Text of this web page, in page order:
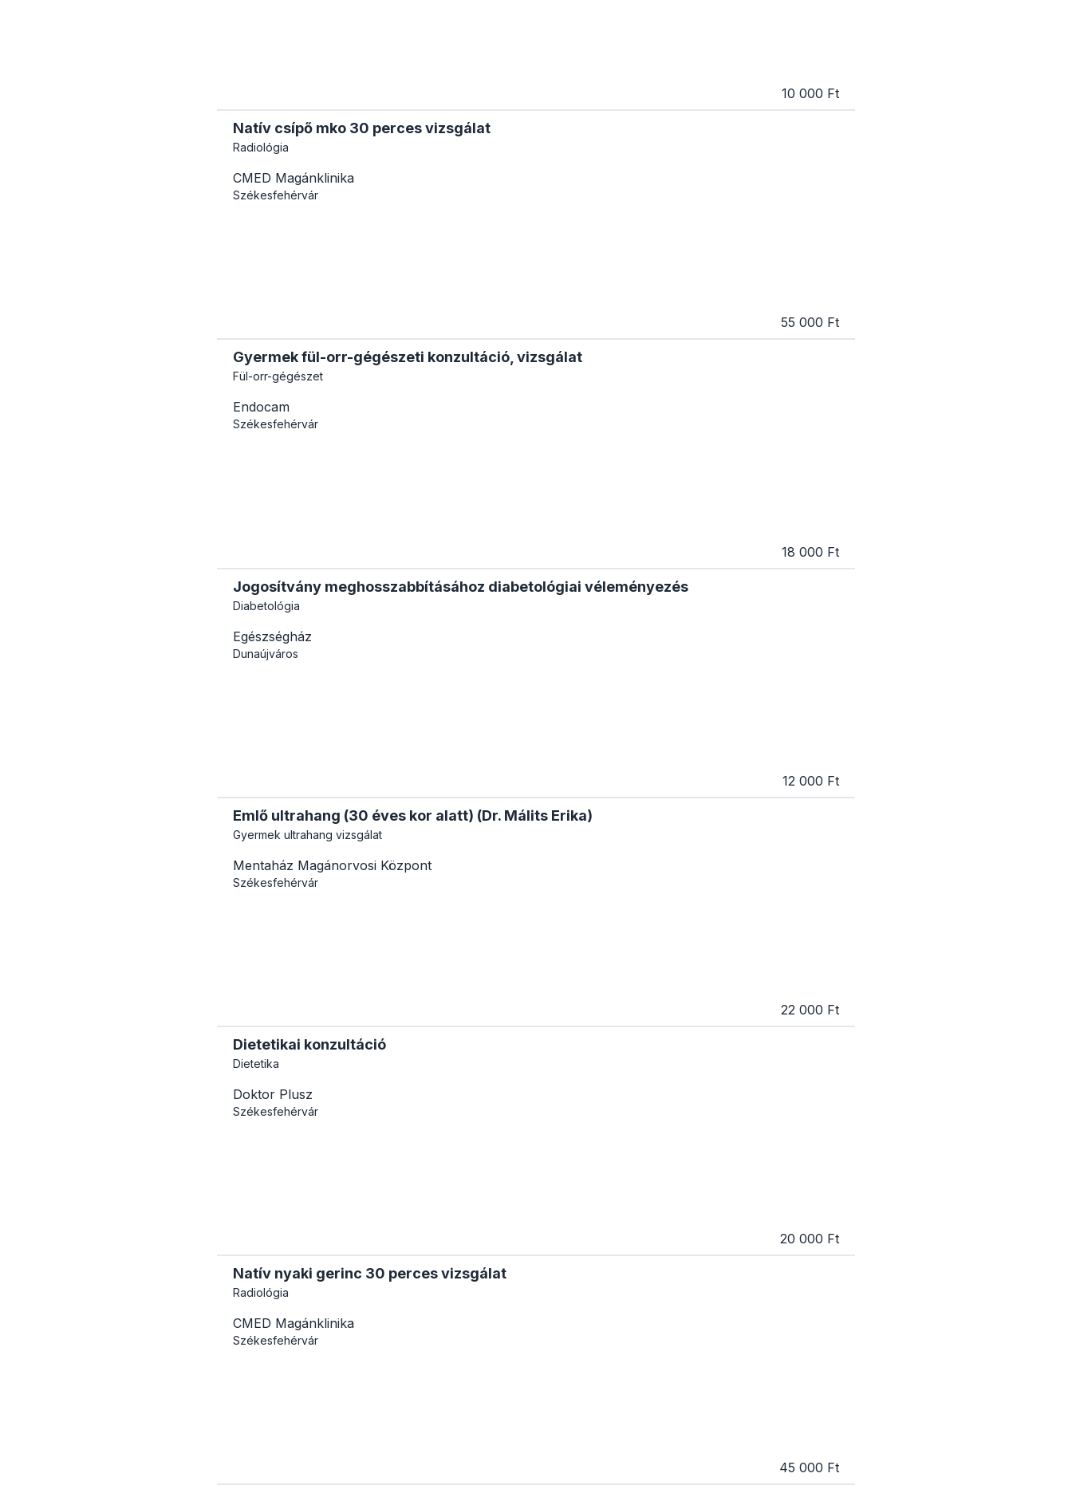
10 000 Ft
Natív csípő mko 30 perces vizsgálat
Radiológia
CMED Magánklinika
Székesfehérvár
55 000 Ft
Gyermek fül-orr-gégészeti konzultáció, vizsgálat
Fül-orr-gégészet
Endocam
Székesfehérvár
18 000 Ft
Jogosítvány meghosszabbításához diabetológiai véleményezés
Diabetológia
Egészségház
Dunaújváros
12 000 Ft
Emlő ultrahang (30 éves kor alatt) (Dr. Málits Erika)
Gyermek ultrahang vizsgálat
Mentaház Magánorvosi Központ
Székesfehérvár
22 000 Ft
Dietetikai konzultáció
Dietetika
Doktor Plusz
Székesfehérvár
20 000 Ft
Natív nyaki gerinc 30 perces vizsgálat
Radiológia
CMED Magánklinika
Székesfehérvár
45 000 Ft